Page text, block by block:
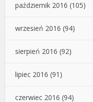
październik 2016 (105)
wrzesień 2016 (94)
sierpień 2016 (92)
lipiec 2016 (91)
czerwiec 2016 (94)